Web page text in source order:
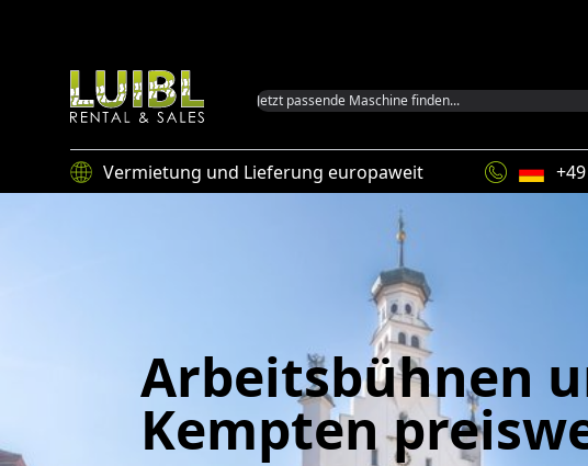
Luibl GmbH
Vermietung und Lieferung europaweit
Arbeitsbühnen
Kempten